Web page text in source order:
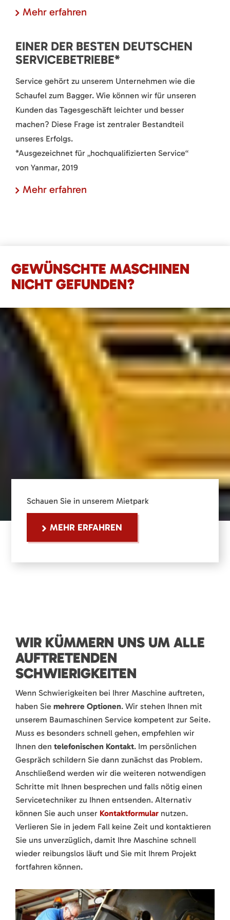
Mehr erfahren
EINER DER BESTEN DEUTSCHEN
SERVICEBETRIEBE*
Service gehört zu unserem Unternehmen wie die
Schaufel zum Bagger. Wie können wir für unseren
Kunden das Tagesgeschäft leichter und besser
machen? Diese Frage ist zentraler Bestandteil
unseres Erfolgs.
*Ausgezeichnet für „hochqualifizierten Service“
von Yanmar, 2019
Mehr erfahren
GEWÜNSCHTE MASCHINEN
NICHT GEFUNDEN?
Schauen Sie in unserem Mietpark
MEHR ERFAHREN
WIR KÜMMERN UNS UM ALLE
AUFTRETENDEN
SCHWIERIGKEITEN
Wenn Schwierigkeiten bei Ihrer Maschine auftreten,
haben Sie mehrere Optionen. Wir stehen Ihnen mit
unserem Baumaschinen Service kompetent zur Seite.
Muss es besonders schnell gehen, empfehlen wir
Ihnen den telefonischen Kontakt. Im persönlichen
Gespräch schildern Sie dann zunächst das Problem.
Anschließend werden wir die weiteren notwendigen
Schritte mit Ihnen besprechen und falls nötig einen
Servicetechniker zu Ihnen entsenden. Alternativ
können Sie auch unser Kontaktformular nutzen.
Verlieren Sie in jedem Fall keine Zeit und kontaktieren
Sie uns unverzüglich, damit Ihre Maschine schnell
wieder reibungslos läuft und Sie mit Ihrem Projekt
fortfahren können.